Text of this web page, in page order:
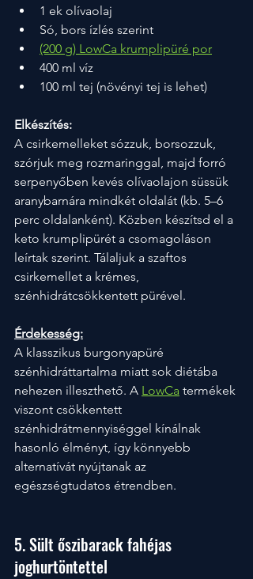
1 ek olívaolaj
Só, bors ízlés szerint
(200 g) LowCa krumplipüré por
400 ml víz
100 ml tej (növényi tej is lehet)
Elkészítés:
A csirkemelleket sózzuk, borsozzuk,
szórjuk meg rozmaringgal, majd forró
serpenyőben kevés olívaolajon süssük
aranybarnára mindkét oldalát (kb. 5–6
perc oldalanként). Közben készítsd el a
keto krumplipürét a csomagoláson
leírtak szerint. Tálaljuk a szaftos
csirkemellet a krémes,
szénhidrátcsökkentett pürével.
Érdekesség:
A klasszikus burgonyapüré
szénhidráttartalma miatt sok diétába
nehezen illeszthető. A LowCa termékek
viszont csökkentett
szénhidrátmennyiséggel kínálnak
hasonló élményt, így könnyebb
alternatívát nyújtanak az
egészségtudatos étrendben.
5. Sült őszibarack fahéjas
joghurtöntettel